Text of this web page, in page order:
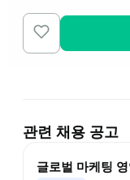
관련 채용 공고
글로벌 마케팅